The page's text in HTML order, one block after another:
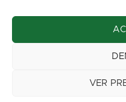
VER
info@floresbegona.es
Teléfono: 985 22 45 63
Política